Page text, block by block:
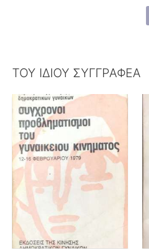
ΤΟΥ ΙΔΙΟΥ ΣΥΓΓΡΑΦΕΑ